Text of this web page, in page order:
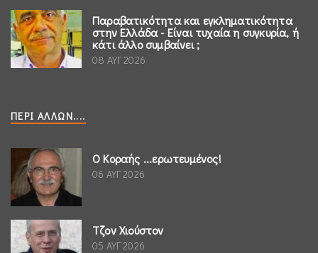
Παραβατικότητα και εγκληματικότητα
στην Ελλάδα - Είναι τυχαία η συγκυρία, ή
κάτι άλλο συμβαίνει ;
08 ΑΥΓ 2026
ΠΕΡΊ ΆΛΛΩΝ....
Ο Κοραής ...ερωτευμένος!
06 ΑΥΓ 2026
Τζον Χιούστον
05 ΑΥΓ 2026